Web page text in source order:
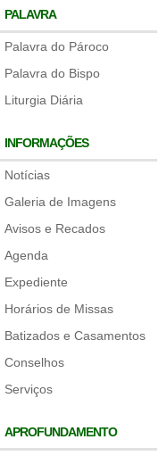
PALAVRA
Palavra do Pároco
Palavra do Bispo
Liturgia Diária
INFORMAÇÕES
Notícias
Galeria de Imagens
Avisos e Recados
Agenda
Expediente
Horários de Missas
Batizados e Casamentos
Conselhos
Serviços
APROFUNDAMENTO